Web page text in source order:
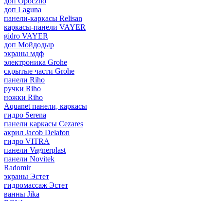
доп Laguna
панели-каркасы Relisan
каркасы-панели VAYER
gidro VAYER
доп Мойдодыр
экраны мдф
электроника Grohe
скрытые части Grohe
панели Riho
ручки Riho
ножки Riho
Aquanet панели, каркасы
гидро Serena
панели каркасы Cezares
акрил Jacob Delafon
гидро VITRA
панели Vagnerplast
панели Novitek
Radomir
экраны Эстет
гидромассаж Эстет
ванны Jika